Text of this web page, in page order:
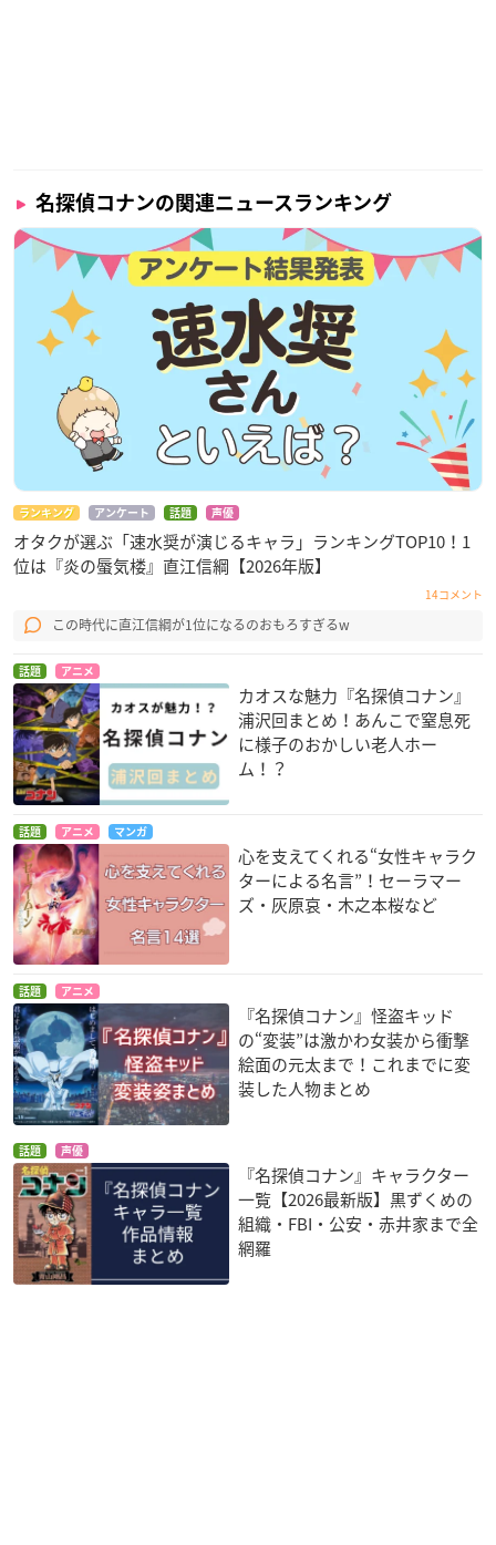
名探偵コナンの関連ニュースランキング
ランキング アンケート 話題 声優
オタクが選ぶ「速水奨が演じるキャラ」ランキングTOP10！1
位は『炎の蜃気楼』直江信綱【2026年版】
14コメント
この時代に直江信綱が1位になるのおもろすぎるw
話題 アニメ
カオスな魅力『名探偵コナン』
浦沢回まとめ！あんこで窒息死
に様子のおかしい老人ホー
ム！？
話題 アニメ マンガ
心を支えてくれる“女性キャラク
ターによる名言”！セーラマー
ズ・灰原哀・木之本桜など
話題 アニメ
『名探偵コナン』怪盗キッド
の“変装”は激かわ女装から衝撃
絵面の元太まで！これまでに変
装した人物まとめ
話題 声優
『名探偵コナン』キャラクター
一覧【2026最新版】黒ずくめの
組織・FBI・公安・赤井家まで全
網羅